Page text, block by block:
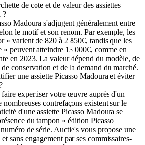
de cote et de valeur des assiettes
?
Madoura s'adjugent généralement entre
le motif et son renom. Par exemple, les
» varient de 820 à 2 850€, tandis que les
» peuvent atteindre 13 000€, comme en
en 2023. La valeur dépend du modèle, de
conservation et de la demand du marché.
une assiette Picasso Madoura et éviter
faire expertiser votre œuvre auprès d'un
nombreuses contrefaçons existent sur le
d'une assiette Picasso Madoura se
du tampon « édition Picasso
de série. Auctie's vous propose une
sans engagement par ses commissaires-